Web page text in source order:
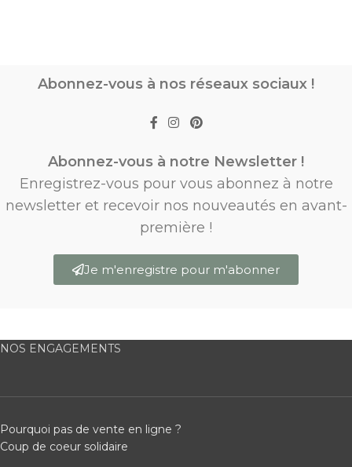
Abonnez-vous à nos réseaux sociaux !
Abonnez-vous à notre Newsletter !
Enregistrez-vous pour vous abonnez à notre
newsletter et recevoir nos nouveautés en avant-
première !
Je m'enregistre pour m'abonner
NOS ENGAGEMENTS
Pourquoi pas de vente en ligne ?
Coup de coeur solidaire